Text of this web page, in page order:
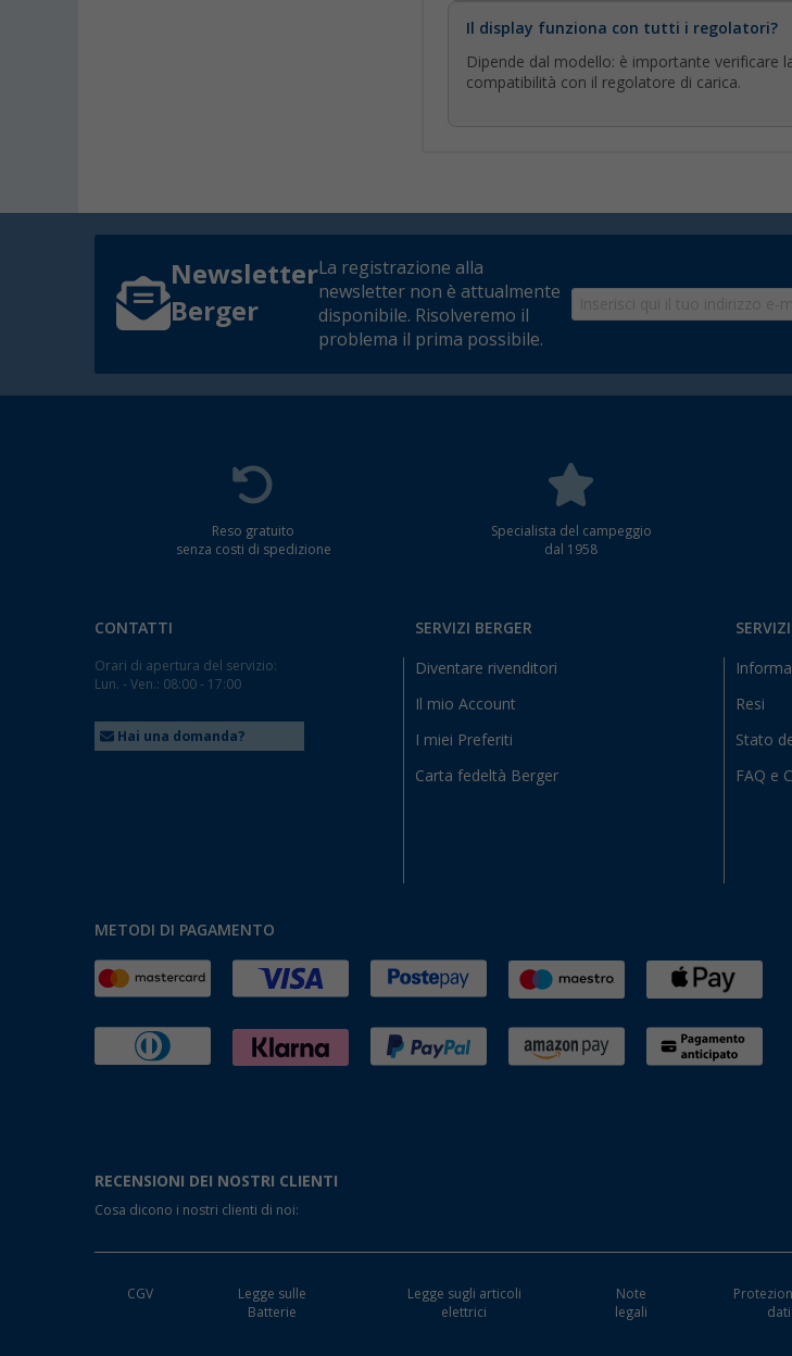
Il display funziona con tutti i regolatori?
Dipende dal modello: è importante verificare
compatibilità con il regolatore di carica.
Newsletter
Berger
La registrazione alla
newsletter non è attualmente
disponibile. Risolveremo il
problema il prima possibile.
Reso gratuito
senza costi di spedizione
Specialista del campeggio
dal 1958
CONTATTI
Orari di apertura del servizio:
Lun. - Ven.: 08:00 - 17:00
Hai una domanda?
SERVIZI BERGER
Diventare rivenditori
Il mio Account
I miei Preferiti
Carta fedeltà Berger
Resi
Stato
FAQ e
METODI DI PAGAMENTO
RECENSIONI DEI NOSTRI CLIENTI
Cosa dicono i nostri clienti di noi:
CGV
Legge sulle
Batterie
Legge sugli articoli
elettrici
Note
legali
dati